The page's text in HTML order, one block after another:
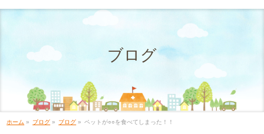
ブログ
ホーム » ブログ » ブログ » ペットが○○を食べてしまった！！